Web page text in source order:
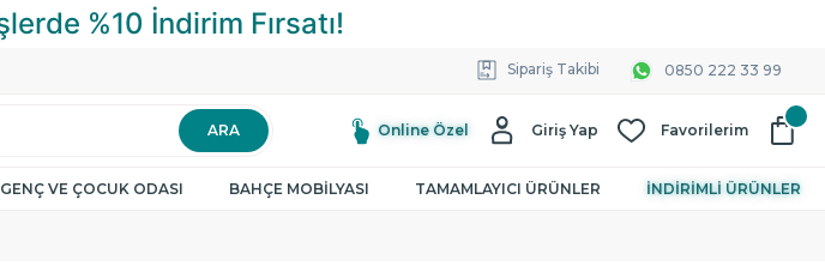
Sipariş Takibi 0850 222 33 99
ARA Online Özel Giriş Yap Favorilerim
GENÇ VE ÇOCUK ODASI BAHÇE MOBİLYASI TAMAMLAYICI ÜRÜNLER İNDİRİMLİ ÜRÜNLER